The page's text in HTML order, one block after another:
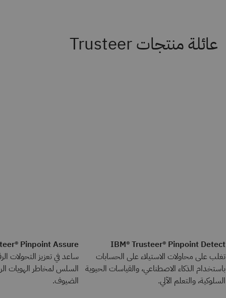
IBM® Trusteer® Pinpoint Detect
تغلب على محاولات الاستيلاء على الحسابات
باستخدام الذكاء الاصطناعي، والقياسات الحيوية
السلوكية، والتعلم الآلي.
Pinpoint Assure
ساعد في تعزيز التحولات
السلس لمخاطر الهويات
الضيوف.